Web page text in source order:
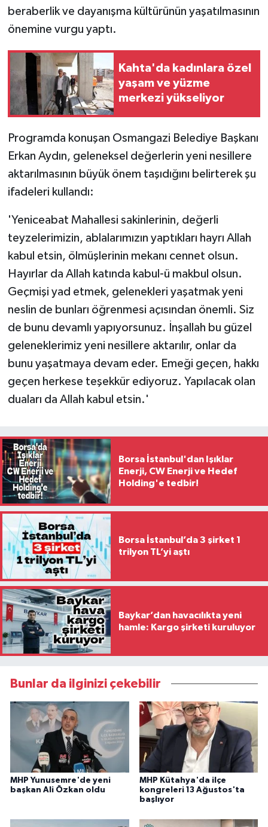
beraberlik ve dayanışma kültürünün yaşatılmasının
önemine vurgu yaptı.
Kahta'da kadınlara özel
yaşam ve yüzme
merkezi yükseliyor
Programda konuşan Osmangazi Belediye Başkanı
Erkan Aydın, geleneksel değerlerin yeni nesillere
aktarılmasının büyük önem taşıdığını belirterek şu
ifadeleri kullandı:
'Yeniceabat Mahallesi sakinlerinin, değerli
teyzelerimizin, ablalarımızın yaptıkları hayrı Allah
kabul etsin, ölmüşlerinin mekanı cennet olsun.
Hayırlar da Allah katında kabul-ü makbul olsun.
Geçmişi yad etmek, gelenekleri yaşatmak yeni
neslin de bunları öğrenmesi açısından önemli. Siz
de bunu devamlı yapıyorsunuz. İnşallah bu güzel
geleneklerimiz yeni nesillere aktarılır, onlar da
bunu yaşatmaya devam eder. Emeği geçen, hakkı
geçen herkese teşekkür ediyoruz. Yapılacak olan
duaları da Allah kabul etsin.'
Borsa İstanbul'dan Işıklar
Enerji, CW Enerji ve Hedef
Holding'e tedbir!
Borsa İstanbul’da 3 şirket 1
trilyon TL’yi aştı
Baykar’dan havacılıkta yeni
hamle: Kargo şirketi kuruluyor
Bunlar da ilginizi çekebilir
MHP Yunusemre'de yeni
başkan Ali Özkan oldu
MHP Kütahya'da ilçe
kongreleri 13 Ağustos'ta
başlıyor